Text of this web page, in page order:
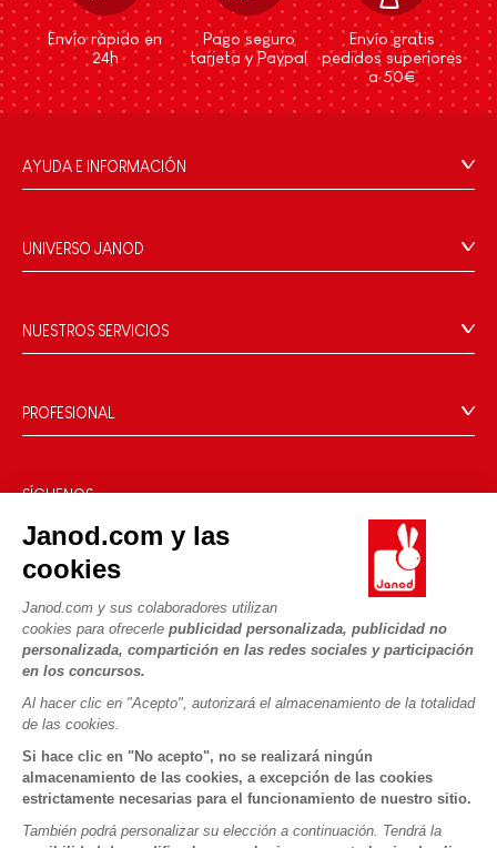
Janod.com y las
cookies
Janod.com y sus colaboradores utilizan
cookies para ofrecerle publicidad personalizada, publicidad no
personalizada, compartición en las redes sociales y participación
en los concursos.
Al hacer clic en "Acepto", autorizará el almacenamiento de la totalidad
de las cookies.
Si hace clic en "No acepto", no se realizará ningún
almacenamiento de las cookies, a excepción de las cookies
estrictamente necesarias para el funcionamiento de nuestro sitio.
También podrá personalizar su elección a continuación. Tendrá la
Envío rápido en
24h
Pago seguro
tarjeta y Paypal
Envío gratis
pedidos superiores
a 50€
AYUDA E INFORMACIÓN
Preguntas más frecuentes
Contacto
Retirada de productos
Cookies
Condiciones de las ofertas
UNIVERSO JANOD
Nuestro savoir-faire
Compromisos de RSE
NUESTROS SERVICIOS
Métodos de envío
Vídeos
Actividades infantiles para descargar
PROFESIONAL
SÍGUENOS
Copyright © 2026 Janod - Todos los derechos reservados -